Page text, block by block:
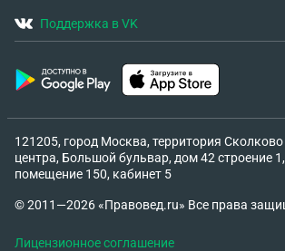
Поддержка в VK
121205, город Москва, территория
центра, Большой бульвар, дом 42 строение
помещение 150, кабинет 5
© 2011—2026 «Правовед.ru» Все права
Лицензионное соглашение